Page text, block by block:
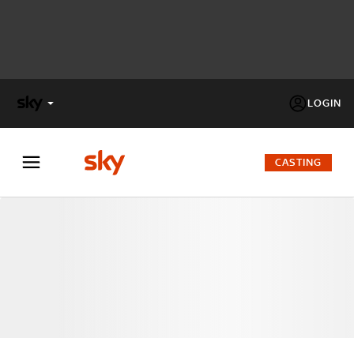
LOGIN
FACTOR
CASTING